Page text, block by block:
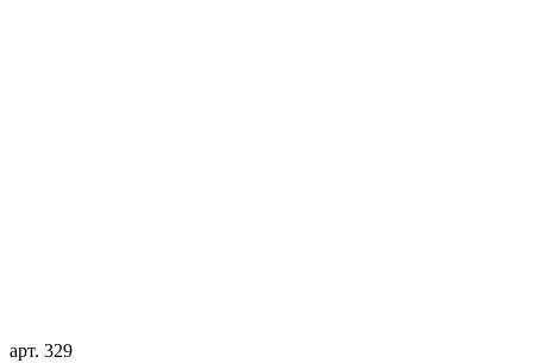
арт. 329